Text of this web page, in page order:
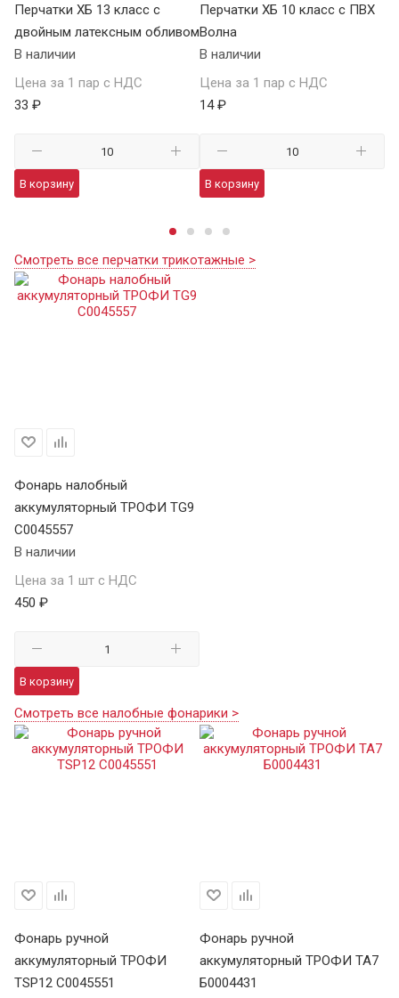
Перчатки ХБ 13 класс с
двойным латексным обливом
В наличии
Цена за 1 пар с НДС
33 ₽
В корзину
Перчатки ХБ 10 класс с ПВХ
Волна
В наличии
Цена за 1 пар с НДС
14 ₽
В корзину
Смотреть все перчатки трикотажные >
Фонарь налобный
аккумуляторный ТРОФИ TG9
C0045557
В наличии
Цена за 1 шт с НДС
450 ₽
В корзину
Смотреть все налобные фонарики >
Фонарь ручной
аккумуляторный ТРОФИ
TSP12 C0045551
Фонарь ручной
аккумуляторный ТРОФИ TA7
Б0004431